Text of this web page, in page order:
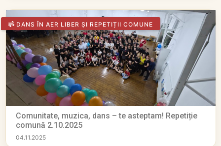
DANS ÎN AER LIBER ȘI REPETIȚII COMUNE
Comunitate, muzica, dans – te asteptam! Repetiție
comună 2.10.2025
04.11.2025